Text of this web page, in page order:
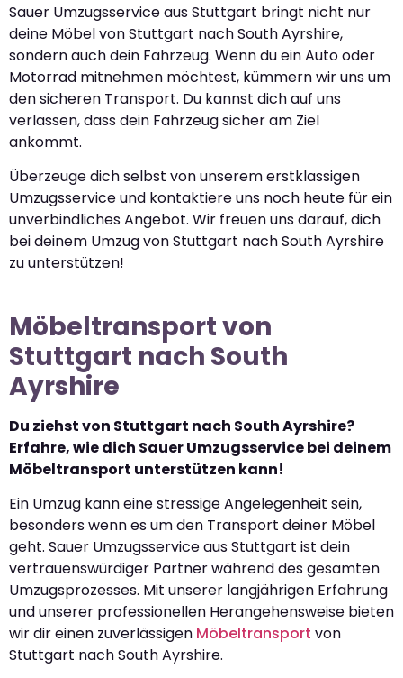
Sauer Umzugsservice aus Stuttgart bringt nicht nur
deine Möbel von Stuttgart nach South Ayrshire,
sondern auch dein Fahrzeug. Wenn du ein Auto oder
Motorrad mitnehmen möchtest, kümmern wir uns um
den sicheren Transport. Du kannst dich auf uns
verlassen, dass dein Fahrzeug sicher am Ziel
ankommt.
Überzeuge dich selbst von unserem erstklassigen
Umzugsservice und kontaktiere uns noch heute für ein
unverbindliches Angebot. Wir freuen uns darauf, dich
bei deinem Umzug von Stuttgart nach South Ayrshire
zu unterstützen!
Möbeltransport von
Stuttgart nach South
Ayrshire
Du ziehst von Stuttgart nach South Ayrshire?
Erfahre, wie dich Sauer Umzugsservice bei deinem
Möbeltransport unterstützen kann!
Ein Umzug kann eine stressige Angelegenheit sein,
besonders wenn es um den Transport deiner Möbel
geht. Sauer Umzugsservice aus Stuttgart ist dein
vertrauenswürdiger Partner während des gesamten
Umzugsprozesses. Mit unserer langjährigen Erfahrung
und unserer professionellen Herangehensweise bieten
wir dir einen zuverlässigen Möbeltransport von
Stuttgart nach South Ayrshire.